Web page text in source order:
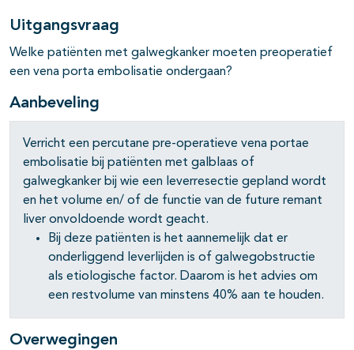
Uitgangsvraag
Welke patiënten met galwegkanker moeten preoperatief
een vena porta embolisatie ondergaan?
Aanbeveling
Verricht een percutane pre-operatieve vena portae
embolisatie bij patiënten met galblaas of
galwegkanker bij wie een leverresectie gepland wordt
en het volume en/ of de functie van de future remant
liver onvoldoende wordt geacht.
Bij deze patiënten is het aannemelijk dat er
onderliggend leverlijden is of galwegobstructie
als etiologische factor. Daarom is het advies om
een restvolume van minstens 40% aan te houden.
Overwegingen